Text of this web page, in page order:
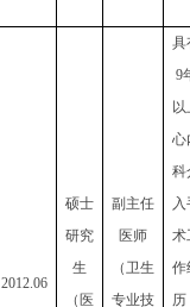
2012.06
硕士
研究
生
（医
副主任
医师
（卫生
专业技
具
9
以
心
科
术
作
历